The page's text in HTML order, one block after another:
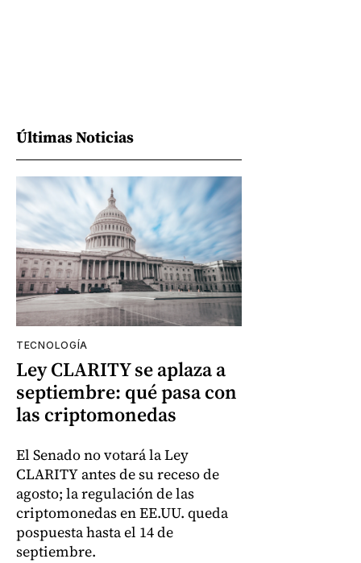
Últimas Noticias
TECNOLOGÍA
Ley CLARITY se aplaza a
septiembre: qué pasa con
las criptomonedas
El Senado no votará la Ley
CLARITY antes de su receso de
agosto; la regulación de las
criptomonedas en EE.UU. queda
pospuesta hasta el 14 de
septiembre.